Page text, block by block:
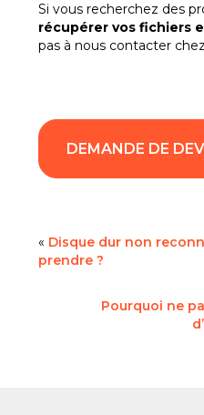
Si vous recherchez des
récupérer vos fichiers
pas à nous contacter
DEMANDE DE
« Disque dur non
prendre ?
Pourquoi ne